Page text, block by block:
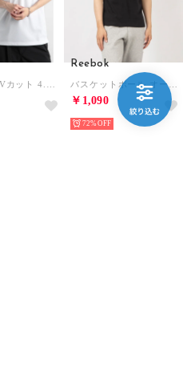
吸水速乾 UVカット 4.4oz ADP ドライ ポロシャツ トップス 半袖 男女兼用 スポーツ テニス ゴルフ 00302 （ホワイト）
Reebok
バスケットボール オーディナリー エリート Tシャツ / GS BASKETBALL ORDINARY ELITE TEE （ブラック）
￥1,090
72%